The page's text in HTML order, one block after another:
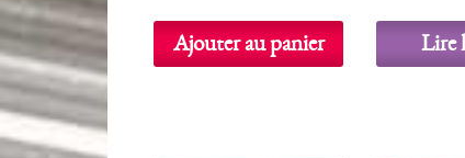
Ajouter au panier Lire